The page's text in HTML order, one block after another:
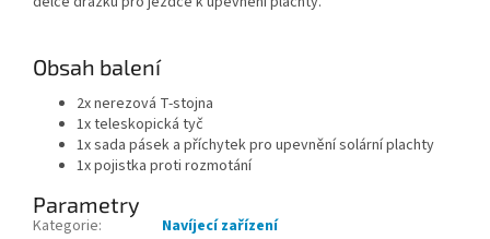
Obsah balení
2x nerezová T-stojna
1x teleskopická tyč
1x sada pásek a příchytek pro upevnění solární plachty
1x pojistka proti rozmotání
Parametry
Kategorie:
Navíjecí zařízení